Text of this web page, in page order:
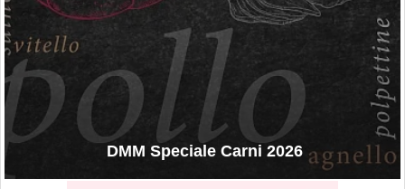
DMM Speciale Carni 2026